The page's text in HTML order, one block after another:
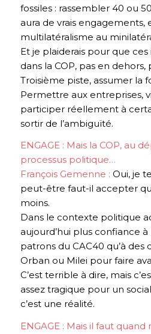
fossiles : rassembler 40 ou
aura de vrais engagements,
multilatéralisme au
Et je plaiderais pour que ces
dansla COP, pas en dehors,
Troisième piste, assumer la
Permettre aux entreprises,
participer réellement à
sortir de l’ambiguïté.
ENGAGE : Mais la COP, au
processus politique…
François Gemenne : Oui, je
peut-être faut-il accepter
moins.
Dans le contexte politique
aujourd’hui plus confiance
patrons du CAC40 qu’à
Orban ou Milei pour faire
C’est terrible à dire, mais
assez tragique pour un
c’est une réalité.
ENGAGE : Mais il faut